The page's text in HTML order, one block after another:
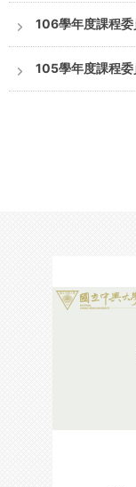
106學年度課程委
105學年度課程委